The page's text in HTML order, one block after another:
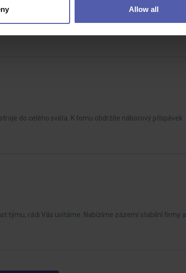
Allow all
prostor a podvozky. Naše produkty najdete ve
do celého světa. K tomu obdržíte náborový příspěvek
týmu, rádi Vás uvítáme. Nabízíme zázemí stabilní firmy a